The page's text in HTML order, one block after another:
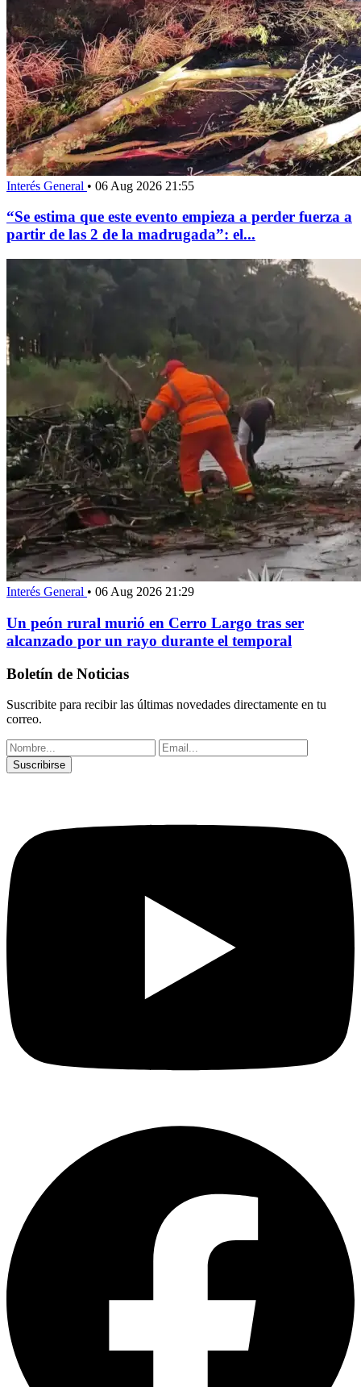
Interés General • 06 Aug 2026 21:55
“Se estima que este evento empieza a perder fuerza a
partir de las 2 de la madrugada”: el...
Interés General • 06 Aug 2026 21:29
Un peón rural murió en Cerro Largo tras ser
alcanzado por un rayo durante el temporal
Boletín de Noticias
Suscribite para recibir las últimas novedades directamente en tu
correo.
Suscribirse